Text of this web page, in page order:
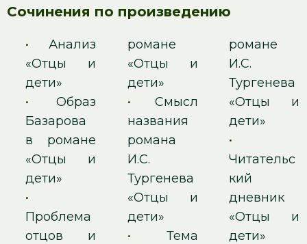
Сочинения по произведению
• Анализ
«Отцы и
дети»
• Образ
Базарова
в романе
«Отцы и
дети»
•
Проблема
отцов и
романе
«Отцы и
дети»
• Смысл
названия
романа
И.С.
Тургенева
«Отцы и
дети»
• Тема
романе
И.С.
Тургенева
«Отцы и
дети»
•
Читательс
кий
дневник
«Отцы и
дети»